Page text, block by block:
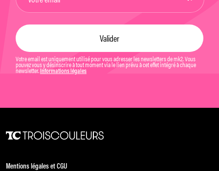
Votre email est uniquement utilisé pour vous adresser les newsletters de mk2. Vous
pouvez vous y désinscrire à tout moment via le lien prévu à cet effet intégré à chaque
newsletter. Informations légales
Mentions légales et CGU